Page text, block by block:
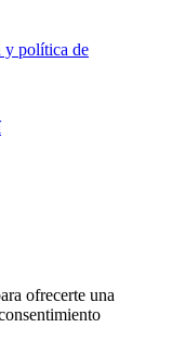
y política de
ofrecerte una